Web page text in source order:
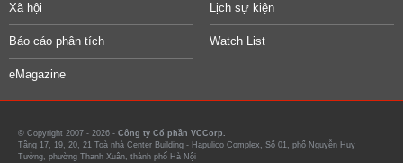
Xã hội Lịch sự kiện
Báo cáo phân tích Watch List
eMagazine
© Copyright 2007 - 2026 - Công ty Cổ phần VCCorp.
Tầng 17, 19, 20, 21 Toà nhà Center Building - Hapulico Complex, Số 01, phố Nguyễn Huy
Tưởng, phường Thanh Xuân, thành phố Hà Nội